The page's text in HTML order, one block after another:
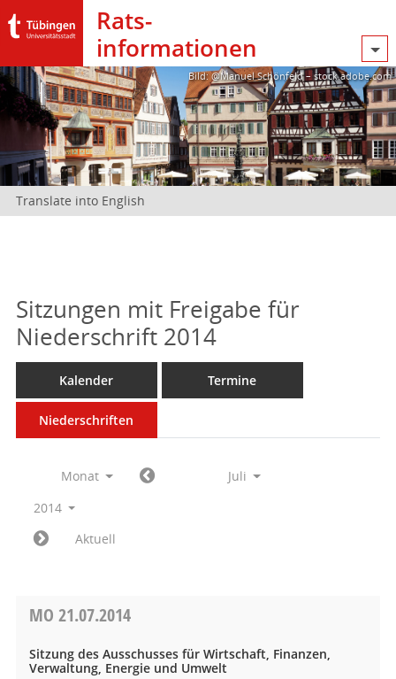
Rats­
informationen
Bild: @Manuel Schönfeld – stock.adobe.com
Translate into English
Sitzungen mit Freigabe für
Niederschrift 2014
Kalender Termine
Niederschriften
Monat
Juli
2014
Aktuell
MO 21.07.2014
Sitzung des Ausschusses für Wirtschaft, Finanzen,
Verwaltung, Energie und Umwelt